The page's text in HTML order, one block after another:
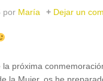
por María Dejar un
la próxima